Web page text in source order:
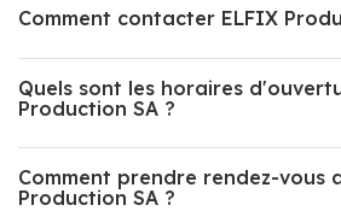
Comment contacter ELFIX
Quels sont les horaires
Production SA ?
Comment prendre rendez-vous
Production SA ?